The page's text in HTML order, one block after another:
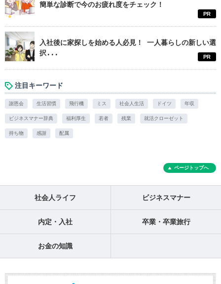
簡単な診断で今のお疲れ度をチェック！
PR
入社後に家探しを始める人必見！ 一人暮らしの新しい選
択...
PR
注目キーワード
謝恩会 生活習慣 飛行機 ミス 社会人生活 ドイツ 年収
ビジネスマナー辞典 福利厚生 若者 残業 就活クローゼット
持ち物 感謝 配属
ページトップへ
社会人ライフ ビジネスマナー
内定・入社 卒業・卒業旅行
お金の知識